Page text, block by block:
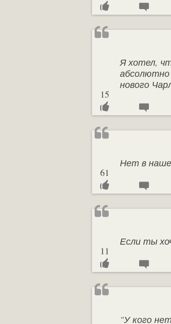
Я хотел,
абсолютно
нового
15
Нет в
61
Если ты
11
"У кого